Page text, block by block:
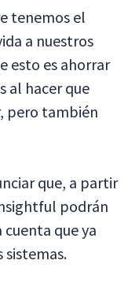
tenemos el
a nuestros
esto es ahorrar
al hacer que
pero también
que, a partir
podrán
cuenta que ya
sistemas.